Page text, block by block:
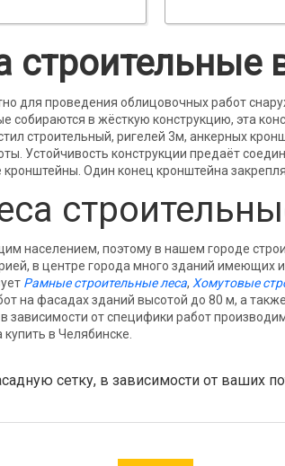
строительные
для проведения облицовочных работ
в жёсткую конструкцию, эта
строительный, ригелей 3м, анкерных
Устойчивость конструкции предаёт
кронштейны. Один конец кронштейна
населением, поэтому в нашем городе
в центре города много зданий имеющих
Рамные строительные леса, Хомутовые
на фасадах зданий высотой до 80 м, а
зависимости от специфики работ
в Челябинске.
сетку, в зависимости от ваших